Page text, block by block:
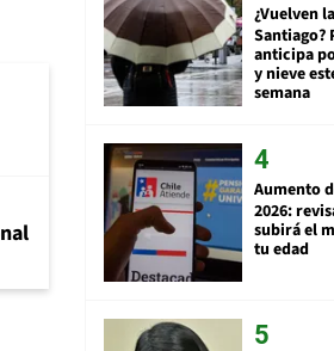
¿Vuelven
Santiago?
anticipa
y nieve
semana
Aumento
2026:
subirá el
tu edad